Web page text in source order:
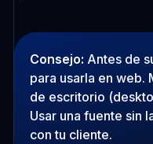
Consejo: Antes de
para usarla en web.
de escritorio
Usar una fuente sin
con tu cliente.